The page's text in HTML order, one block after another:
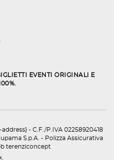
EVENTI ORIGINALI E
- C.F./P.IVA 02258920418
S.p.A. - Polizza Assicurativa
terenziconcept